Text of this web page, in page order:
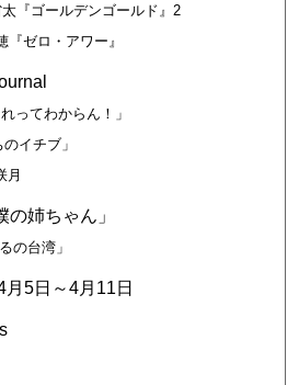
『ゴールデンゴールド』2
ゼロ・アワー』
ってわからん！」
イチブ」
月
姉ちゃん」
の台湾」
5日～4月11日